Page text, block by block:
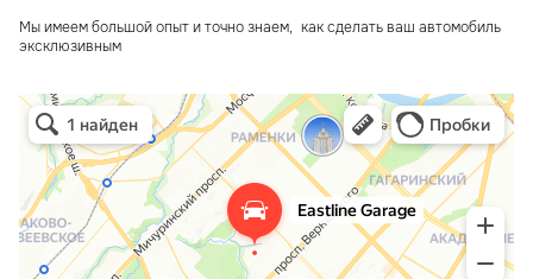
Мы имеем большой опыт и точно знаем, как сделать ваш автомобиль
эксклюзивным